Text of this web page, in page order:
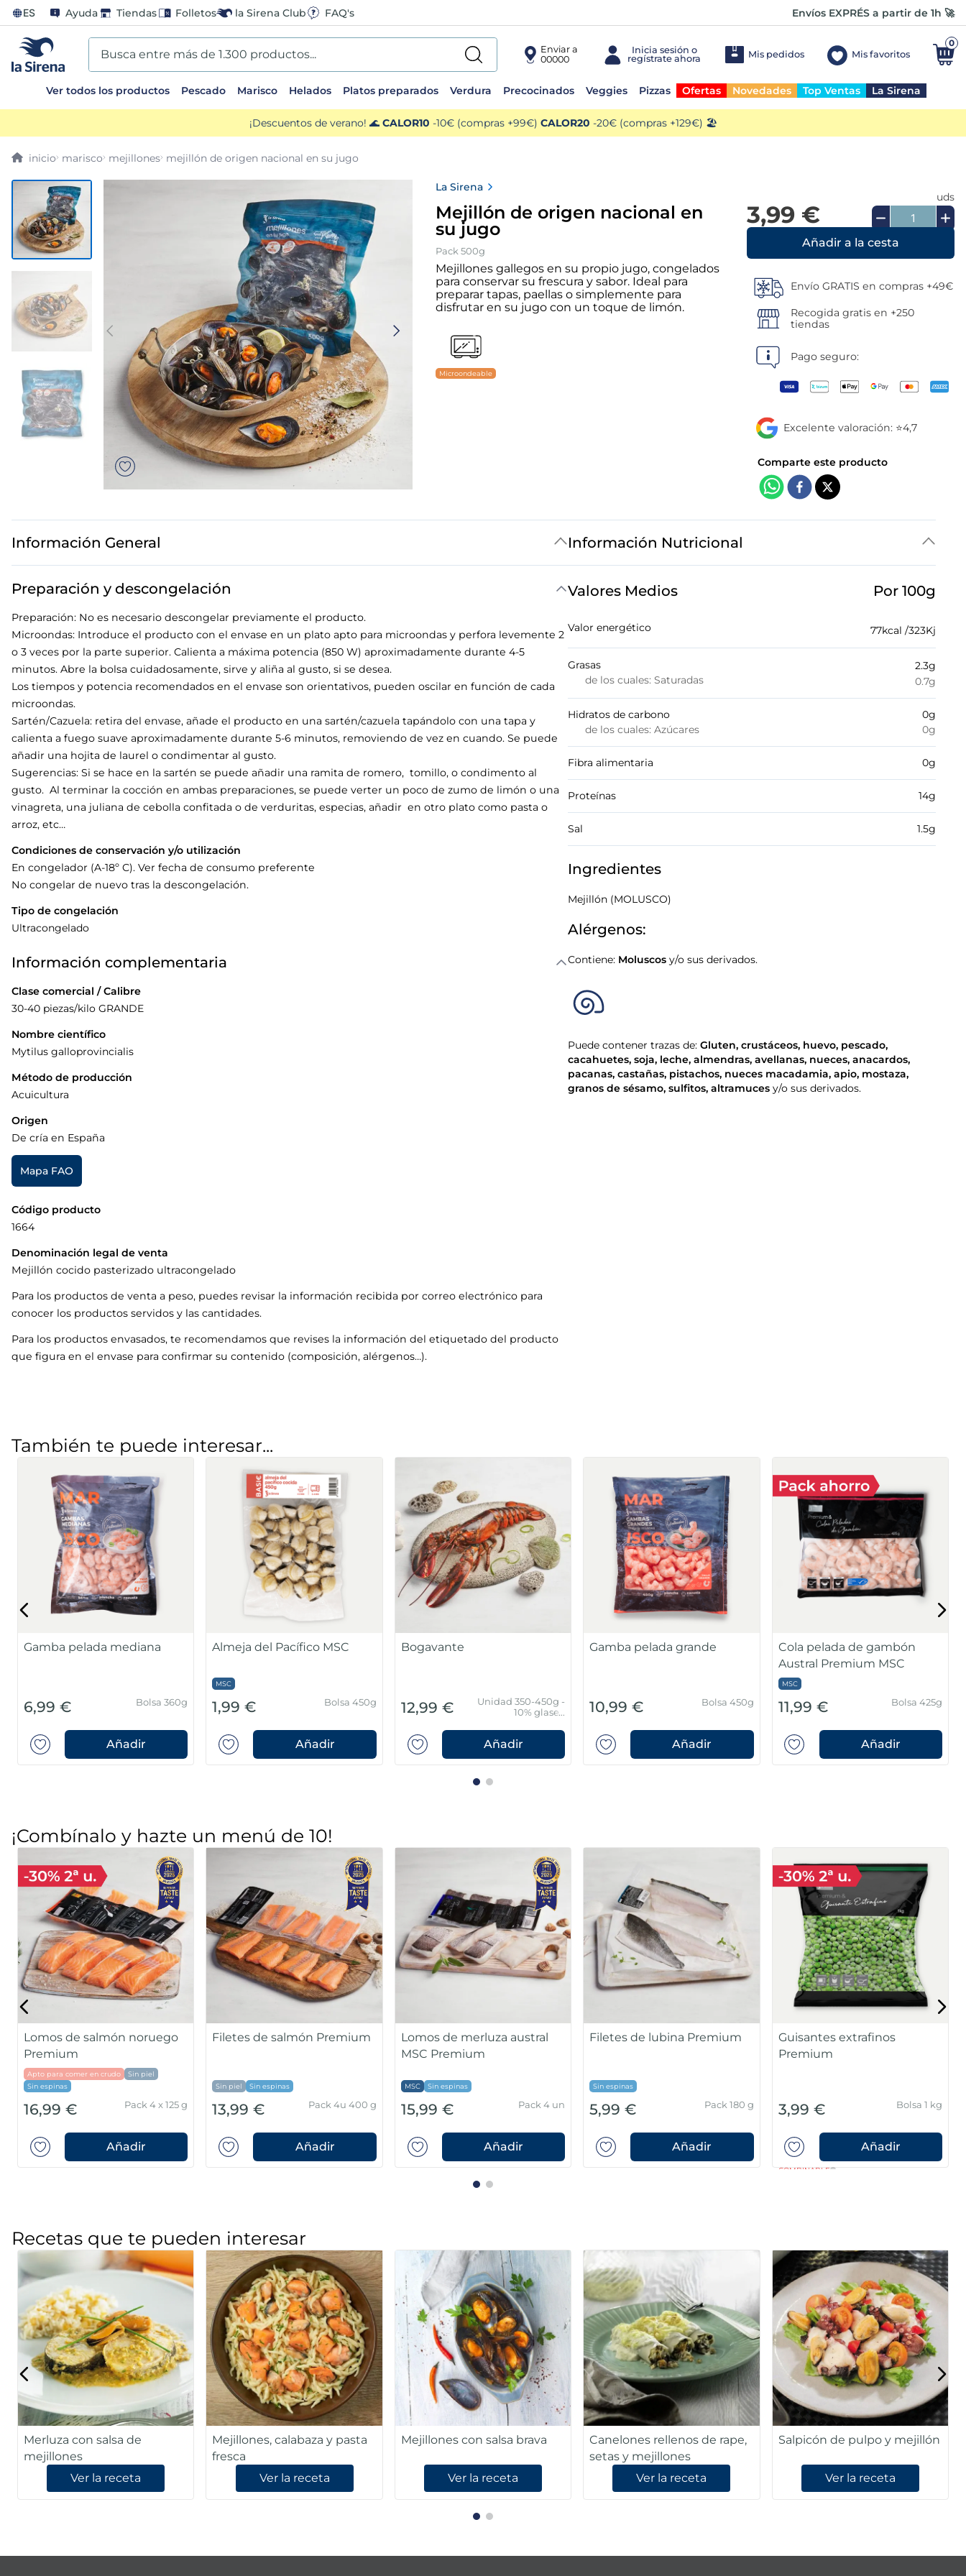
ES Ayuda Tiendas Folletos la Sirena Club FAQ's Envíos EXPRÉS a partir de 1h 🚀
Busca entre más de 1.300 productos...
Enviar a
00000
Mis pedidos Mis favoritos
0
Ver todos los productos Pescado Marisco Helados Platos preparados Verdura Precocinados Veggies Pizzas Ofertas Novedades Top Ventas La Sirena
¡Descuentos de verano! 🌊 CALOR10 -10€ (compras +99€) CALOR20 -20€ (compras +129€) 🏖️
marisco mejillones mejillón de origen nacional en su jugo
La Sirena
Mejillón de origen nacional en
su jugo
Pack 500g
Mejillones gallegos en su propio jugo, congelados
para conservar su frescura y sabor. Ideal para
preparar tapas, paellas o simplemente para
disfrutar en su jugo con un toque de limón.
Microondeable
3,99 €
uds
Añadir a la cesta
Envío GRATIS en compras +49€
Recogida gratis en +250
tiendas
Pago seguro:
Excelente valoración: ⭐4,7
Información General
Preparación y descongelación
Preparación: No es necesario descongelar previamente el producto.
Microondas: Introduce el producto con el envase en un plato apto para microondas y perfora levemente 2
o 3 veces por la parte superior. Calienta a máxima potencia (850 W) aproximadamente durante 4-5
minutos. Abre la bolsa cuidadosamente, sirve y aliña al gusto, si se desea.
Los tiempos y potencia recomendados en el envase son orientativos, pueden oscilar en función de cada
microondas.
Sartén/Cazuela: retira del envase, añade el producto en una sartén/cazuela tapándolo con una tapa y
calienta a fuego suave aproximadamente durante 5-6 minutos, removiendo de vez en cuando. Se puede
añadir una hojita de laurel o condimentar al gusto.
Sugerencias: Si se hace en la sartén se puede añadir una ramita de romero, tomillo, o condimento al
gusto. Al terminar la cocción en ambas preparaciones, se puede verter un poco de zumo de limón o una
vinagreta, una juliana de cebolla confitada o de verduritas, especias, añadir en otro plato como pasta o
arroz, etc…
Condiciones de conservación y/o utilización
En congelador (A-18º C). Ver fecha de consumo preferente
No congelar de nuevo tras la descongelación.
Tipo de congelación
Ultracongelado
Información complementaria
Clase comercial / Calibre
30-40 piezas/kilo GRANDE
Nombre científico
Mytilus galloprovincialis
Método de producción
Acuicultura
Origen
De cría en España
Mapa FAO
Código producto
1664
Denominación legal de venta
Mejillón cocido pasterizado ultracongelado
Para los productos de venta a peso, puedes revisar la información recibida por correo electrónico para
conocer los productos servidos y las cantidades.
Para los productos envasados, te recomendamos que revises la información del etiquetado del producto
que figura en el envase para confirmar su contenido (composición, alérgenos…).
Información Nutricional
Valores Medios Por 100g
Valor energético 77kcal /323Kj
Grasas
de los cuales: Saturadas
2.3g
0.7g
Hidratos de carbono
de los cuales: Azúcares
0g
0g
Fibra alimentaria 0g
Proteínas 14g
Sal 1.5g
Ingredientes
Mejillón (MOLUSCO)
Alérgenos:
Contiene: Moluscos y/o sus derivados.
Puede contener trazas de: Gluten, crustáceos, huevo, pescado,
cacahuetes, soja, leche, almendras, avellanas, nueces, anacardos,
pacanas, castañas, pistachos, nueces macadamia, apio, mostaza,
granos de sésamo, sulfitos, altramuces y/o sus derivados.
También te puede interesar...
cocido ASC
9,99 €
Caja 750 g (30/45
Añadir
Preparado para sopa de
pescado y marisco
4,99 € Bolsa 400g
Añadir
Escocia
2,99 € Unidad 60 g
Añadir
pequeño 30-40 piezas/kg
21,99 €
Caja 2kg(60/80
Añadir
Gamba pelada mediana
6,99 € Bolsa 360g
Añadir
¡Combínalo y hazte un menú de 10!
Corazones de merluza del
Cabo MSC
MSC Sin piel
7,49 € Pack 480g
Añadir
Coliflor, romanesco, brécol y
1,99 € Bolsa 600g
Añadir
1,49 € Bolsa 600g
Añadir
1,49 € 168g
Añadir
Lomos de salmón noruego
Premium
16,99 € Pack 4 x 125 g
Añadir
Recetas que te pueden interesar
Merluza con salsa de
mejillones
Ver la receta
Mejillones, calabaza y pasta
fresca
Ver la receta
Mejillones con salsa brava
Ver la receta
Canelones rellenos de rape,
setas y mejillones
Ver la receta
Salpicón de pulpo y mejillón
Ver la receta
TÉRMINOS MÁS BUSCADOS
1. helados sirena
. patatas
4. gamba
6. croquetas
8. gambon
9. sushi